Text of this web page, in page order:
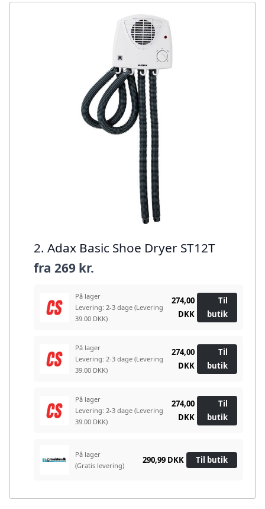
2. Adax Basic Shoe Dryer ST12T
fra 269 kr.
På lager
Levering: 2-3 dage (Levering
39.00 DKK)
274,00
DKK
Til
butik
På lager
Levering: 2-3 dage (Levering
39.00 DKK)
274,00
DKK
Til
butik
På lager
Levering: 2-3 dage (Levering
39.00 DKK)
274,00
DKK
Til
butik
På lager
(Gratis levering)
290,99 DKK Til butik